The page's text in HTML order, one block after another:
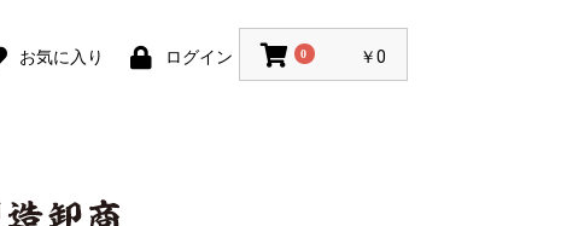
お気に入り ログイン 0 ￥0